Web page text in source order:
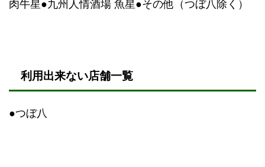
利用出来ない店舗一覧
●つぼ八